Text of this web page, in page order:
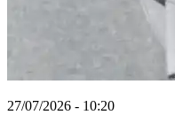
27/07/2026 - 10:20